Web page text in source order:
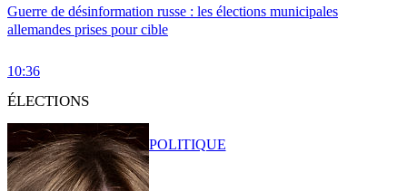
Guerre de désinformation russe : les élections municipales
allemandes prises pour cible
10:36
ÉLECTIONS
POLITIQUE